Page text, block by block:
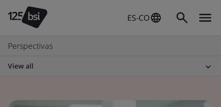
ES-CO
Perspectivas
View all